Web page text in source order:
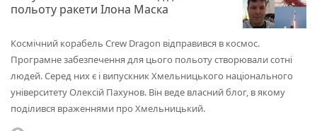
польоту ракети Ілона Маска
Космічний корабель Crew Dragon відправився в космос.
Програмне забезпечення для цього польоту створювали сотні
людей. Серед них є і випускник Хмельницького національного
університету Олексій Пахунов. Він веде власний блог, в якому
поділився враженнями про Хмельницький.